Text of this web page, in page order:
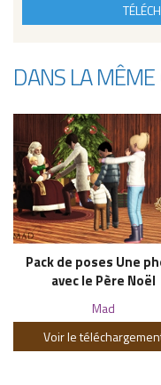
DANS LA MÊME
Pack de poses Une
avec le Père Noël
Mad
Voir le